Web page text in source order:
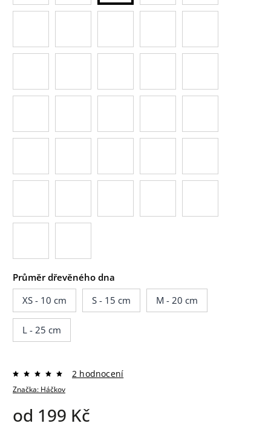
Průměr dřevěného dna
XS - 10 cm
S - 15 cm M - 20 cm
L - 25 cm
Značka: Háčkov
2 hodnocení
od 199 Kč